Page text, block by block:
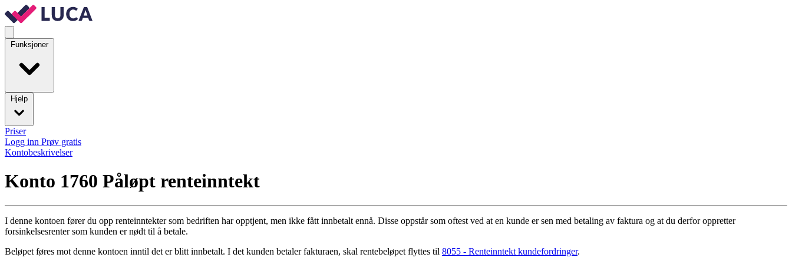
Funksjoner
Hjelp
Priser
Logg inn Prøv gratis
Kontobeskrivelser
Konto 1760 Påløpt renteinntekt
I denne kontoen fører du opp renteinntekter som bedriften har opptjent, men ikke fått innbetalt ennå. Disse oppstår som oftest ved at en kunde er sen med betaling av faktura og at du derfor oppretter
forsinkelsesrenter som kunden er nødt til å betale.
Beløpet føres mot denne kontoen inntil det er blitt innbetalt. I det kunden betaler fakturaen, skal rentebeløpet flyttes til 8055 - Renteinntekt kundefordringer.